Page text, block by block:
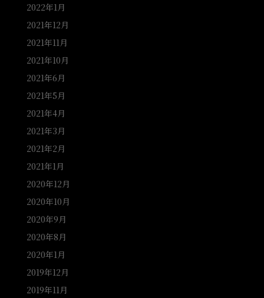
2022年1月
2021年12月
2021年11月
2021年10月
2021年6月
2021年5月
2021年4月
2021年3月
2021年2月
2021年1月
2020年12月
2020年10月
2020年9月
2020年8月
2020年1月
2019年12月
2019年11月